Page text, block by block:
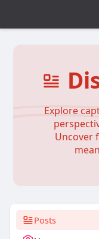
Explore
Uncover
Posts